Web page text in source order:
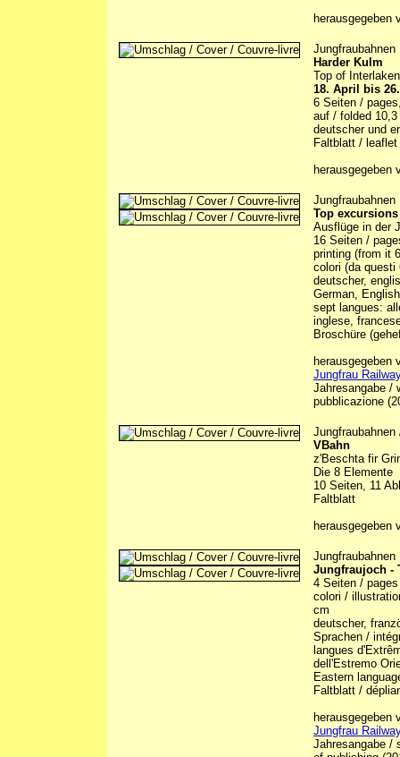
Jungfraubahnen
Harder Kulm
Top of Interlaken
18. April bis
6 Seiten /
auf / folded
deutscher und
Faltblatt / leaflet
Jungfraubahnen
Top excursions
Ausflüge in der
16 Seiten /
printing (from it
colori (da
deutscher,
German,
sept langues:
inglese,
Broschüre
Jungfrau
Jahresangabe /
pubblicazione
Jungfraubahnen
VBahn
z'Beschta fir
Die 8 Elemente
10 Seiten, 11
Faltblatt
herausgegeben
Jungfraubahnen
Jungfraujoch -
4 Seiten /
colori /
cm
deutscher,
Sprachen /
langues
dell'Estremo
Eastern
Faltblatt /
Jungfrau
Jahresangabe /